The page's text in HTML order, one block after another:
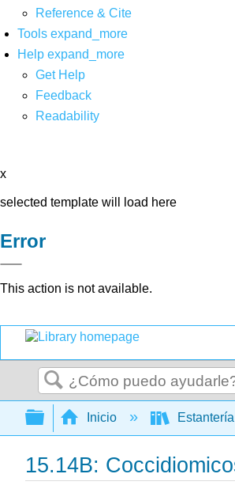
Reference & Cite
Tools expand_more
Help expand_more
Get Help
Feedback
Readability
x
selected template will load here
Error
This action is not available.
Buscar
Expandir/contraer
Inicio Estantería
15.14B: